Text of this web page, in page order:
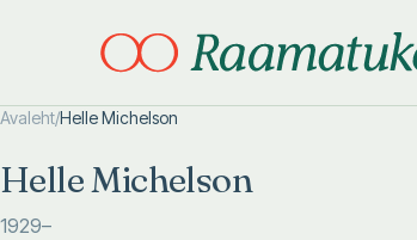
Avaleht/Helle Michelson
Helle Michelson
1929–